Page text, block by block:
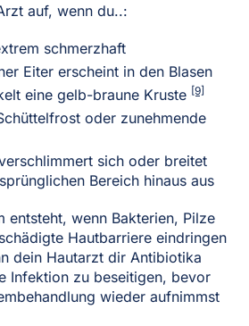
auf, wenn du..:
schmerzhaft
Eiter erscheint in den Blasen
eine gelb-braune Kruste [9]
oder zunehmende
sich oder breitet
Bereich hinaus aus
entsteht, wenn Bakterien, Pilze
Hautbarriere eindringen
dein Hautarzt dir Antibiotika
Infektion zu beseitigen, bevor
wieder aufnimmst